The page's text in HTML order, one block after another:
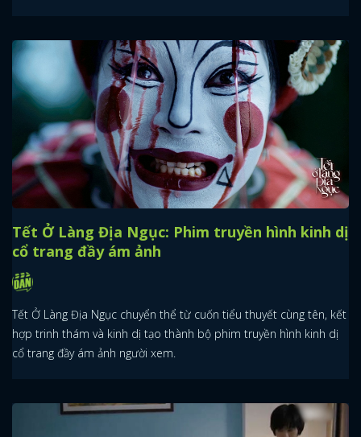
Tết Ở Làng Địa Ngục: Phim truyền hình kinh dị
cổ trang đầy ám ảnh
Tết Ở Làng Địa Ngục chuyển thể từ cuốn tiểu thuyết cùng tên, kết
hợp trinh thám và kinh dị tạo thành bộ phim truyền hình kinh dị
cổ trang đầy ám ảnh người xem.